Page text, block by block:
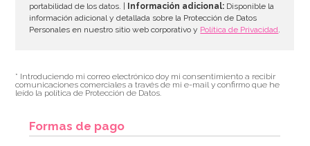
portabilidad de los datos. |
Información adicional: Disponible la
información adicional y detallada sobre la Protección de Datos
Personales en nuestro sitio web corporativo y Política de Privacidad.
* Introduciendo mi correo electrónico doy mi consentimiento a recibir
comunicaciones comerciales a través de mi e-mail y confirmo que he
leído la política de Protección de Datos.
Formas de pago